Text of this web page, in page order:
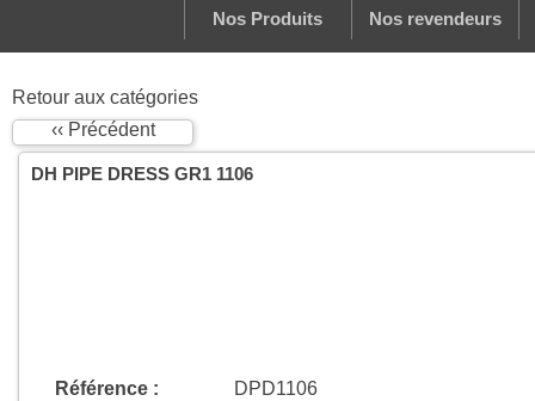
Nos Produits Nos revendeurs
Retour aux catégories
‹‹ Précédent
DH PIPE DRESS GR1 1106
Référence : DPD1106